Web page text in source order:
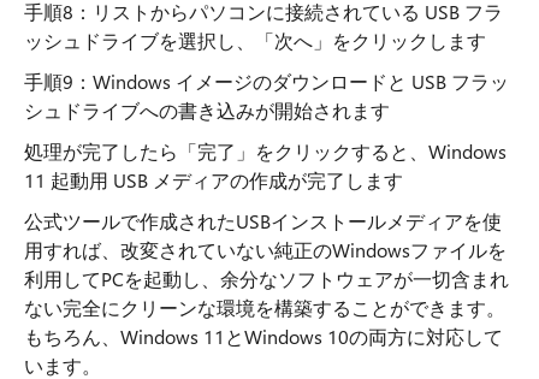
手順8：リストからパソコンに接続されている USB フラ
ッシュドライブを選択し、「次へ」をクリックします
手順9：Windows イメージのダウンロードと USB フラッ
シュドライブへの書き込みが開始されます
処理が完了したら「完了」をクリックすると、Windows
11 起動用 USB メディアの作成が完了します
公式ツールで作成されたUSBインストールメディアを使
用すれば、改変されていない純正のWindowsファイルを
利用してPCを起動し、余分なソフトウェアが一切含まれ
ない完全にクリーンな環境を構築することができます。
もちろん、Windows 11とWindows 10の両方に対応して
います。